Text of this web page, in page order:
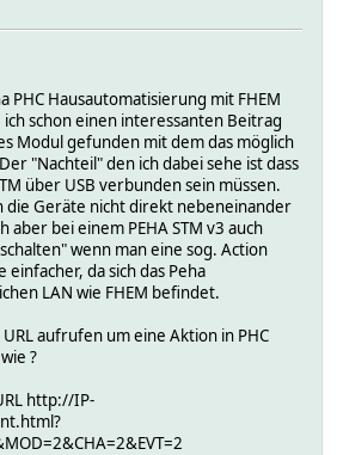
PHC Hausautomatisierung mit FHEM
schon einen interessanten Beitrag
Modul gefunden mit dem das möglich
"Nachteil" den ich dabei sehe ist dass
über USB verbunden sein müssen.
die Geräte nicht direkt nebeneinander
aber bei einem PEHA STM v3 auch
wenn man eine sog. Action
einfacher, da sich das Peha
LAN wie FHEM befindet.
URL aufrufen um eine Aktion in PHC
?
http://IP-